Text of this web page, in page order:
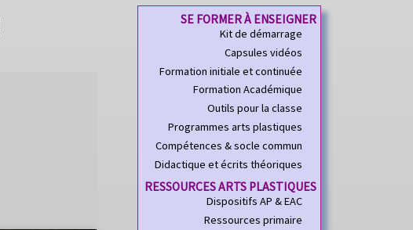
SE FORMER À ENSEIGNER
Kit de démarrage
Capsules vidéos
Formation initiale et continuée
Formation Académique
Outils pour la classe
Programmes arts plastiques
Compétences & socle commun
Didactique et écrits théoriques
RESSOURCES ARTS PLASTIQUES
Dispositifs AP & EAC
Ressources primaire